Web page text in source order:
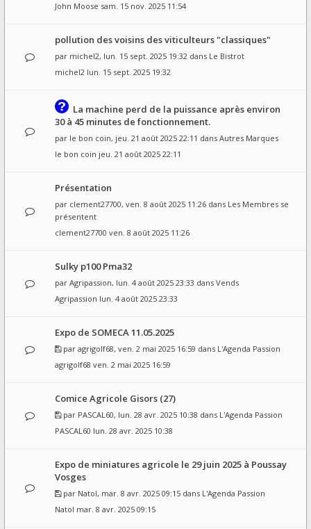
John Moose sam. 15 nov. 2025 11:54
pollution des voisins des viticulteurs "classiques"
par michel2, lun. 15 sept. 2025 19:32 dans Le Bistrot
michel2 lun. 15 sept. 2025 19:32
La machine perd de la puissance après environ
30 à 45 minutes de fonctionnement.
par le bon coin, jeu. 21 août 2025 22:11 dans Autres Marques
le bon coin jeu. 21 août 2025 22:11
Présentation
par clement27700, ven. 8 août 2025 11:26 dans Les Membres se
présentent
clement27700 ven. 8 août 2025 11:26
Sulky p100 Pma32
par Agripassion, lun. 4 août 2025 23:33 dans Vends
Agripassion lun. 4 août 2025 23:33
Expo de SOMECA 11.05.2025
par agrigolf68, ven. 2 mai 2025 16:59 dans L'Agenda Passion
agrigolf68 ven. 2 mai 2025 16:59
Comice Agricole Gisors (27)
par PASCAL60, lun. 28 avr. 2025 10:38 dans L'Agenda Passion
PASCAL60 lun. 28 avr. 2025 10:38
Expo de miniatures agricole le 29 juin 2025 à Poussay
Vosges
par Natol, mar. 8 avr. 2025 09:15 dans L'Agenda Passion
Natol mar. 8 avr. 2025 09:15